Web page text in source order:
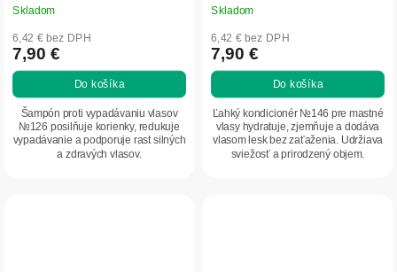
Skladom
6,42 € bez DPH
7,90 €
Do košíka
Šampón proti vypadávaniu vlasov
№126 posilňuje korienky, redukuje
vypadávanie a podporuje rast silných
a zdravých vlasov.
Skladom
6,42 € bez DPH
7,90 €
Do košíka
Ľahký kondicionér №146 pre mastné
vlasy hydratuje, zjemňuje a dodáva
vlasom lesk bez zaťaženia. Udržiava
sviežosť a prirodzený objem.